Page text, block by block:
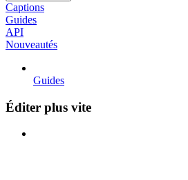
Captions
Guides
API
Nouveautés
Guides
Éditer plus vite